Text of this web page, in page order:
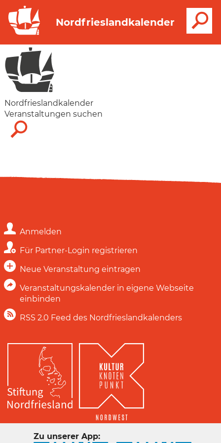
Nordfrieslandkalender
Nordfrieslandkalender
Veranstaltungen suchen
Anmelden
Für Partner-Login registrieren
Neue Veranstaltung eintragen
Veranstaltungskalender in eigene Webseite
einbinden
RSS 2.0 Feed des Nordfrieslandkalenders
Zu unserer App: